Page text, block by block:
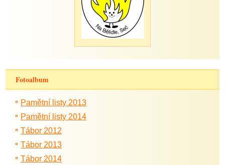
Fotoalbum
Pamětní listy 2013
Pamětní listy 2014
Tábor 2012
Tábor 2013
Tábor 2014